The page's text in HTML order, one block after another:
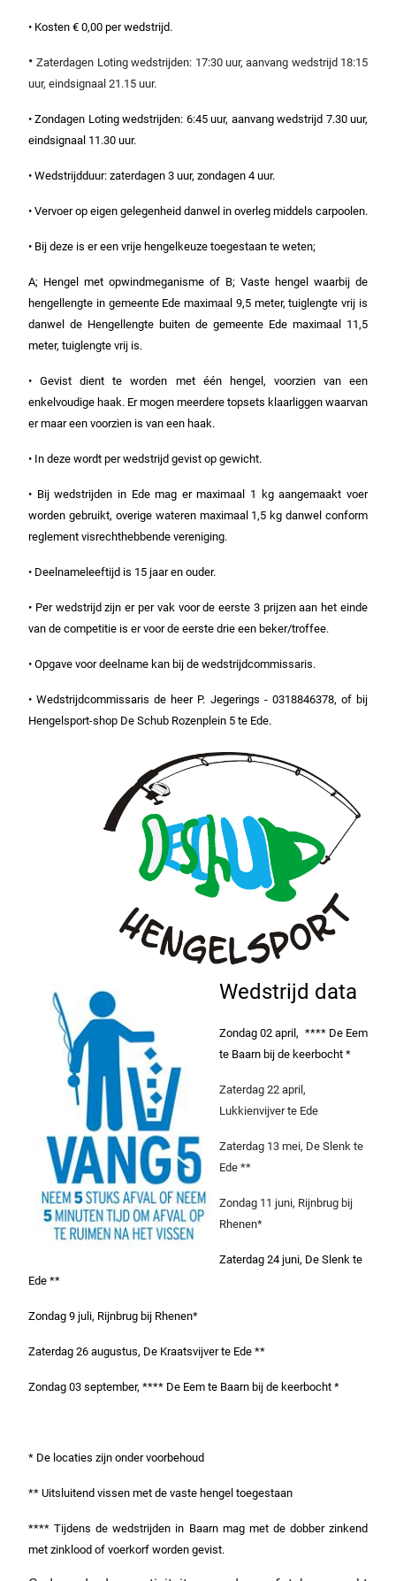
• Kosten € 0,00 per wedstrijd.
•Zaterdagen Loting wedstrijden: 17:30 uur, aanvang wedstrijd 18:15
uur, eindsignaal 21.15 uur.
• Zondagen Loting wedstrijden: 6:45 uur, aanvang wedstrijd 7.30 uur,
eindsignaal 11.30 uur.
• Wedstrijdduur: zaterdagen 3 uur, zondagen 4 uur.
• Vervoer op eigen gelegenheid danwel in overleg middels carpoolen.
• Bij deze is er een vrije hengelkeuze toegestaan te weten;
A; Hengel met opwindmeganisme of B; Vaste hengel waarbij de
hengellengte in gemeente Ede maximaal 9,5 meter, tuiglengte vrij is
danwel de Hengellengte buiten de gemeente Ede maximaal 11,5
meter, tuiglengte vrij is.
• Gevist dient te worden met één hengel, voorzien van een
enkelvoudige haak. Er mogen meerdere topsets klaarliggen waarvan
er maar een voorzien is van een haak.
• In deze wordt per wedstrijd gevist op gewicht.
• Bij wedstrijden in Ede mag er maximaal 1 kg aangemaakt voer
worden gebruikt, overige wateren maximaal 1,5 kg danwel conform
reglement visrechthebbende vereniging.
• Deelnameleeftijd is 15 jaar en ouder.
• Per wedstrijd zijn er per vak voor de eerste 3 prijzen aan het einde
van de competitie is er voor de eerste drie een beker/troffee.
• Opgave voor deelname kan bij de wedstrijdcommissaris.
• Wedstrijdcommissaris de heer P. Jegerings - 0318846378, of bij
Hengelsport-shop De Schub Rozenplein 5 te Ede.
Wedstrijd data
Zondag 02 april, **** De Eem
te Baarn bij de keerbocht *
Zaterdag 22 april,
Lukkienvijver te Ede
Zaterdag 13 mei, De Slenk te
Ede **
Zondag 11 juni, Rijnbrug bij
Rhenen*
Zaterdag 24 juni, De Slenk te
Ede **
Zondag 9 juli, Rijnbrug bij Rhenen*
Zaterdag 26 augustus, De Kraatsvijver te Ede **
Zondag 03 september, **** De Eem te Baarn bij de keerbocht *
* De locaties zijn onder voorbehoud
** Uitsluitend vissen met de vaste hengel toegestaan
**** Tijdens de wedstrijden in Baarn mag met de dobber zinkend
met zinklood of voerkorf worden gevist.